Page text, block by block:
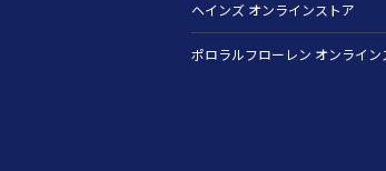
ヘインズ オンラインストア
ポロラルフローレン オンライン